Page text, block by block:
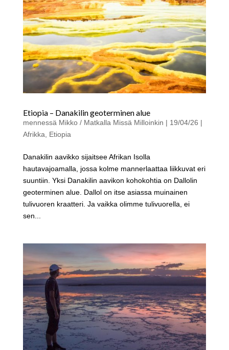
Etiopia – Danakilin geoterminen alue
mennessä Mikko / Matkalla Missä Milloinkin | 19/04/26 |
Afrikka
Etiopia
Danakilin aavikko sijaitsee Afrikan Isolla
hautavajoamalla, jossa kolme mannerlaattaa liikkuvat eri
suuntiin. Yksi Danakilin aavikon kohokohtia on Dallolin
geoterminen alue. Dallol on itse asiassa muinainen
tulivuoren kraatteri. Ja vaikka olimme tulivuorella, ei
sen...